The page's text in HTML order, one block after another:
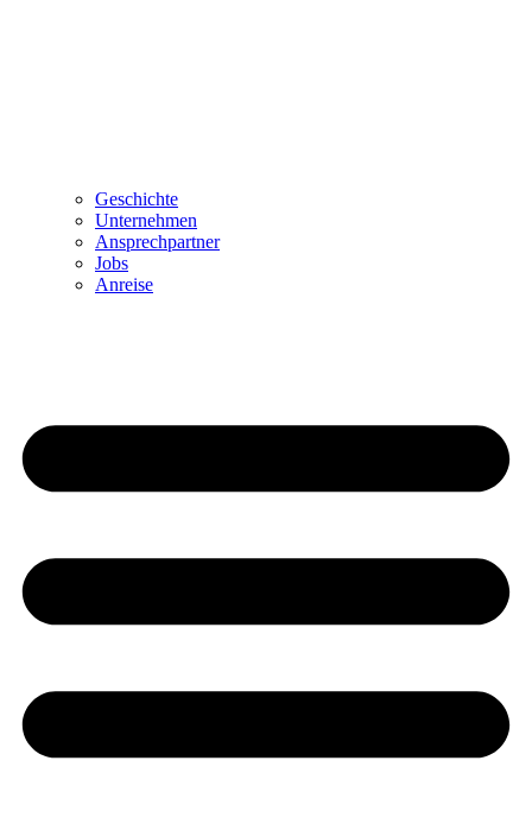
Geschichte
Unternehmen
Ansprechpartner
Jobs
Anreise